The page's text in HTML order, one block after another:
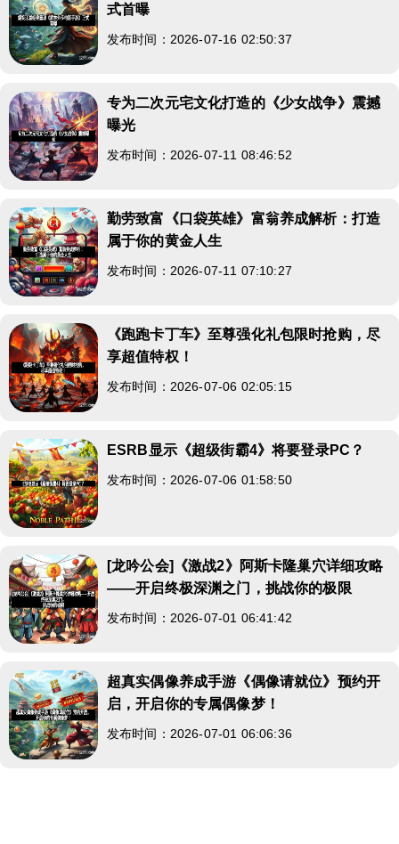
式首曝
发布时间：2026-07-16 02:50:37
专为二次元宅文化打造的《少女战争》震撼
曝光
发布时间：2026-07-11 08:46:52
勤劳致富《口袋英雄》富翁养成解析：打造
属于你的黄金人生
发布时间：2026-07-11 07:10:27
《跑跑卡丁车》至尊强化礼包限时抢购，尽
享超值特权！
发布时间：2026-07-06 02:05:15
ESRB显示《超级街霸4》将要登录PC？
发布时间：2026-07-06 01:58:50
[龙吟公会]《激战2》阿斯卡隆巢穴详细攻略
——开启终极深渊之门，挑战你的极限
发布时间：2026-07-01 06:41:42
超真实偶像养成手游《偶像请就位》预约开
启，开启你的专属偶像梦！
发布时间：2026-07-01 06:06:36